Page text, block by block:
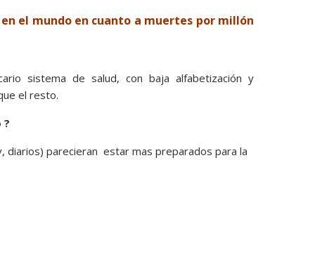
el mundo en cuanto a muertes por millón
sistema de salud, con baja alfabetización y
el resto.
?
diarios) parecieran estar mas preparados para la